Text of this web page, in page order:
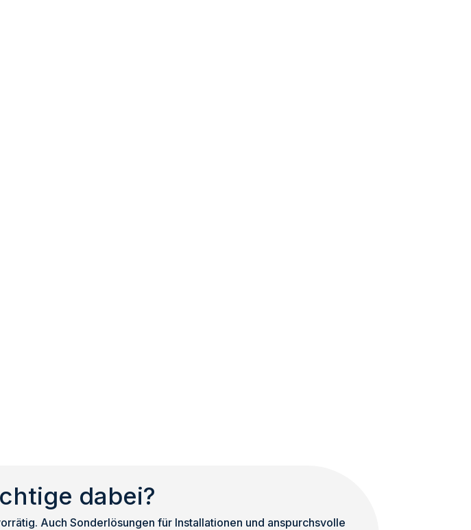
dabei?
Auch Sonderlösungen für Installationen und anspurchsvolle